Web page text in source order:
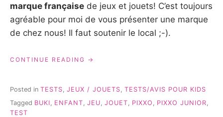
marque française de jeux et jouets! C’est toujours
agréable pour moi de vous présenter une marque
de chez nous! Il faut soutenir le local ;-).
CONTINUE READING « PIXXO
BUKI!
AVIS!
Posted in TESTS, JEUX / JOUETS, TESTS/AVIS POUR KIDS
Tagged BUKI ENFANT JEU JOUET PIXXO PIXXO JUNIOR
TEST